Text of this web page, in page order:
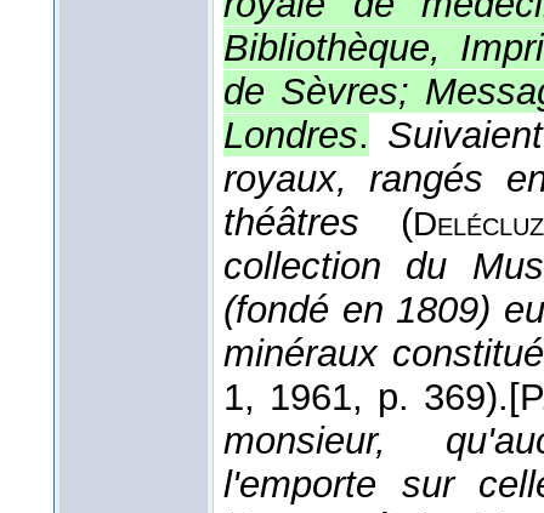
Bibliothèque,
de Sèvres;
Londres.
royaux, rangés
théâtres (
collection du
(fondé en 1809)
minéraux
1, 1961, p. 369).
monsieur,
l'emporte sur